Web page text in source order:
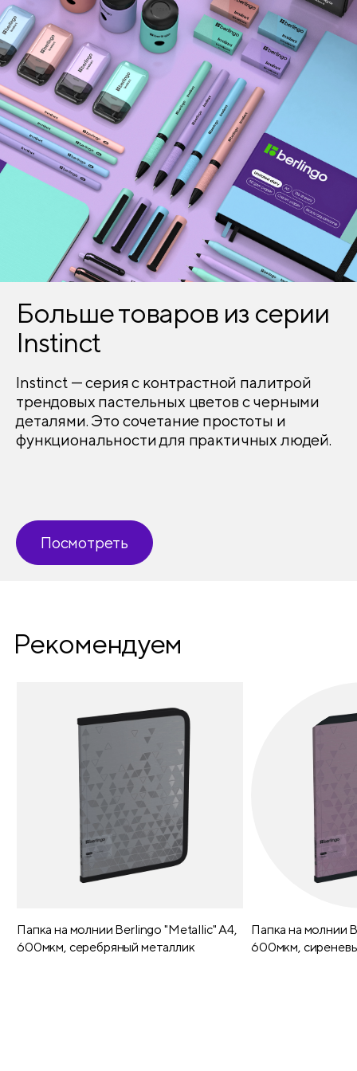
Больше товаров из серии
Instinct
Instinct — серия с контрастной палитрой
трендовых пастельных цветов с черными
деталями. Это сочетание простоты и
функциональности для практичных людей.
Посмотреть
Рекомендуем
Папка на молнии Berlingo "Metallic" А4,
600мкм, серебряный металлик
Папка на молнии
600мкм,